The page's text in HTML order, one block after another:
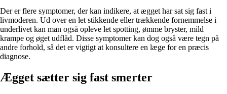
Der er flere symptomer, der kan indikere, at ægget har sat sig fast i
livmoderen. Ud over en let stikkende eller trækkende fornemmelse i
underlivet kan man også opleve let spotting, ømme bryster, mild
krampe og øget udflåd. Disse symptomer kan dog også være tegn på
andre forhold, så det er vigtigt at konsultere en læge for en præcis
diagnose.
Ægget sætter sig fast smerter